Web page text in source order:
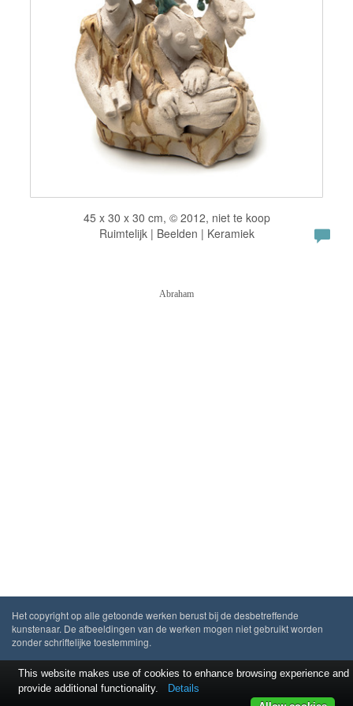
45 x 30 x 30 cm, © 2012, niet te koop
Ruimtelijk | Beelden | Keramiek
Abraham
Het copyright op alle getoonde werken berust bij de desbetreffende
kunstenaar. De afbeeldingen van de werken mogen niet gebruikt worden
zonder schriftelijke toestemming.
This website makes use of cookies to enhance browsing experience and
provide additional functionality.
Details